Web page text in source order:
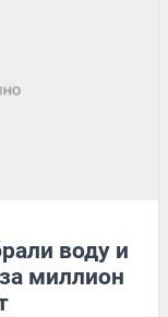
воду и
миллион